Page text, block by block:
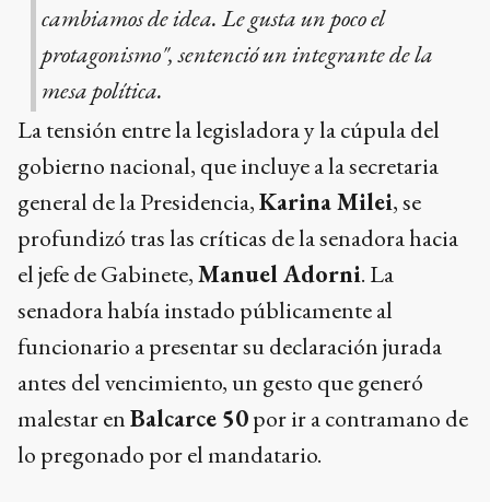
cambiamos de idea. Le gusta un poco el
protagonismo", sentenció un integrante de la
mesa política.
La tensión entre la legisladora y la cúpula del
gobierno nacional, que incluye a la secretaria
general de la Presidencia,Karina Milei, se
profundizó tras las críticas de la senadora hacia
el jefe de Gabinete,Manuel Adorni. La
senadora había instado públicamente al
funcionario a presentar su declaración jurada
antes del vencimiento, un gesto que generó
malestar enBalcarce 50por ir a contramano de
lo pregonado por el mandatario.